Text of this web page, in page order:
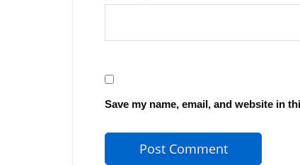
Save my name, email, and website in